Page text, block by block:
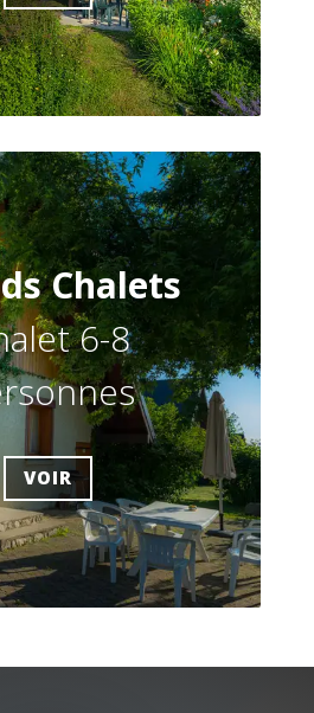
Chalets
6-8
VOIR